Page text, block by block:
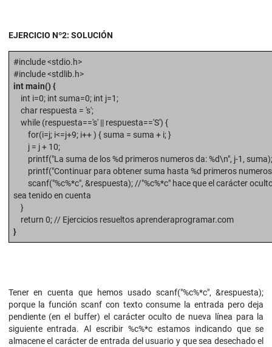
EJERCICIO Nº2: SOLUCIÓN
#include <stdio.h>
#include <stdlib.h>
int main() {
int i=0; int suma=0; int j=1;
char respuesta = 's';
while (respuesta=='s' || respuesta=='S') {
for(i=j; i<=j+9; i++ ) { suma = suma + i; }
j = j + 10;
printf("La suma de los %d primeros numeros da: %d\n", j-1, suma);
printf("Continuar para obtener suma hasta %d primeros numeros
scanf("%c%*c", &respuesta); //"%c%*c" hace que el carácter
sea tenido en cuenta
}
return 0; // Ejercicios resueltos aprenderaprogramar.com
}
Tener en cuenta que hemos usado scanf("%c%*c", &respuesta);
porque la función scanf con texto consume la entrada pero deja
pendiente (en el buffer) el carácter oculto de nueva línea para la
siguiente entrada. Al escribir %c%*c estamos indicando que se
almacene el carácter de entrada del usuario y que sea desechado el